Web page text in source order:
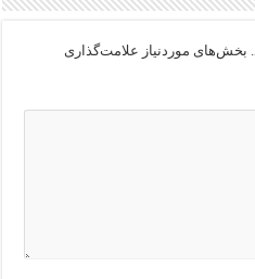
بخش‌های موردنیاز علامت‌گذاری